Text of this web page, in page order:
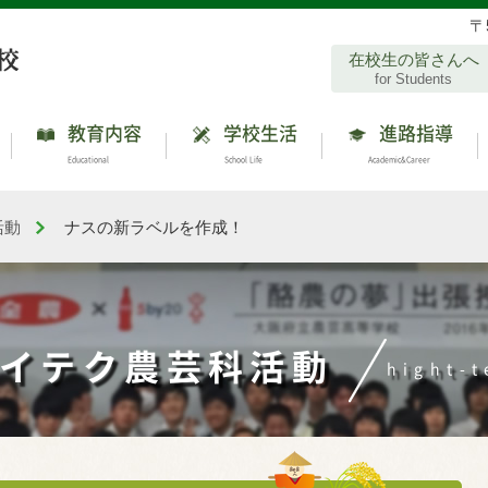
在校生の皆さんへ
for Students
教育内容
Educational
学校生活
School Life
進路指導
Academic&Career
動 ナスの新ラベルを作成！
テク農芸科活動 hight-